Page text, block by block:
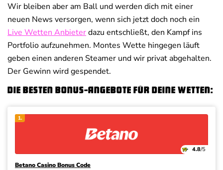
Wir bleiben aber am Ball und werden dich mit einer
neuen News versorgen, wenn sich jetzt doch noch ein
Live Wetten Anbieterdazu entschließt, den Kampf ins
Portfolio aufzunehmen. Montes Wette hingegen läuft
geben einen anderen Steamer und wir privat abgehalten.
Der Gewinn wird gespendet.
Die besten Bonus-Angebote für deine Wetten:
1.
4.8/5
Betano Casino Bonus Code